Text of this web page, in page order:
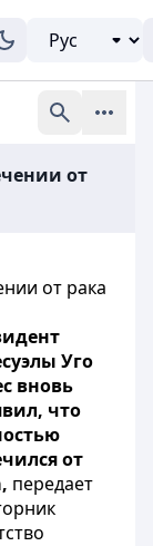
от
от рака
Уго
вновь
что
от
передает